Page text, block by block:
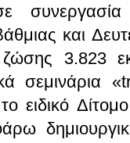
συνεργασία
και
ζώσης 3.823
σεμινάρια
ειδικό